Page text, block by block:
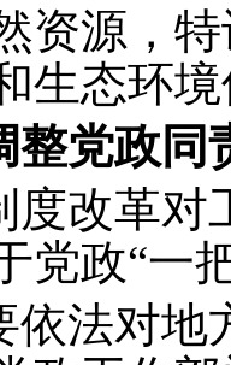
资源，
生态环
整党政同
度改革对
党政“一
依法对地